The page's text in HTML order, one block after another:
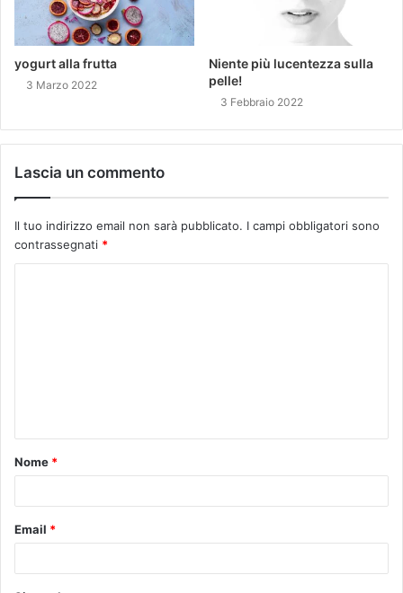
yogurt alla frutta
3 Marzo 2022
Niente più lucentezza sulla
pelle!
3 Febbraio 2022
Lascia un commento
Il tuo indirizzo email non sarà pubblicato. I campi obbligatori sono
contrassegnati *
t
o
Nome *
Email *